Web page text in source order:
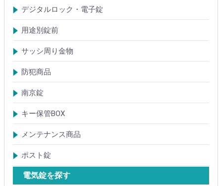
【KH】アルミサッシ用引戸錠
【M】ミワ特殊錠
【G】ゴール特殊錠
【S】ショウワ特殊錠
【R】各社特殊錠
【MCY】ミワ取替用シリンダー
【GCY】ゴール取替用シリンダー
【SCY】ショウワ取替用シリンダー
【WCY】ウェスト取替用シリンダー
【ACY】アルファ取替用シリンダー
【KCY】コダイ取替用シリンダー
【KC】クレセントシリーズ
その他Kシリーズ
デジタルロック・電子錠
扉加工あり
扉加工なし(軽微な加工)
ICキー・タグ・カード
用途別錠前
アルミサッシ玄関引戸・引違戸錠
サムラッチ錠
浴室錠
補助錠
エンジンドア錠・ガラス扉錠
ケースハンドル錠
インダストリアルロック・カムロック
サッシ周り金物
ドアガード
ドアチェーン
クレセント錠
丁番
フランス落とし
ドアクローザ
防犯商品
防犯簡易錠
防犯サムターン
ガードプレート・Lフロント
その他
南京錠
【ALPHA】アルファ
【ABUS】アバス
その他
キー保管BOX
大型キーBOX
小型キーBOX
メンテナンス商品
鍵の潤滑剤
サッシ調整ツール
ポスト錠
【Tajima(MET)】
【DAIKEN】
【コーワソニア】
【キョーワナスタ】
【リンタツ】
その他
電気錠を探す